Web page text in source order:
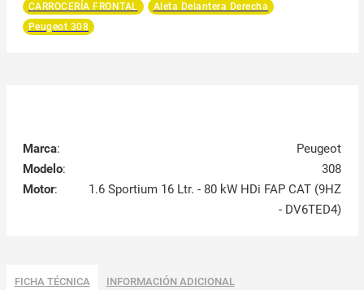
CARROCERÍA FRONTAL
Aleta Delantera Derecha
Peugeot 308
Marca:
Peugeot
Modelo:
308
Motor:
1.6 Sportium 16 Ltr. - 80 kW HDi FAP CAT (9HZ
- DV6TED4)
FICHA TÉCNICA INFORMACIÓN ADICIONAL